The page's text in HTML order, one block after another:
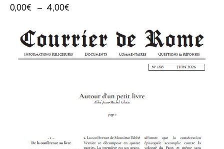
0,00€ – 4,00€